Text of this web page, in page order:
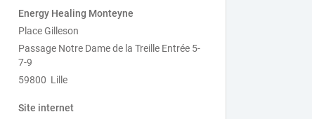
Energy Healing Monteyne
Place Gilleson
Passage Notre Dame de la Treille Entrée 5-
7-9
59800 Lille
Site internet